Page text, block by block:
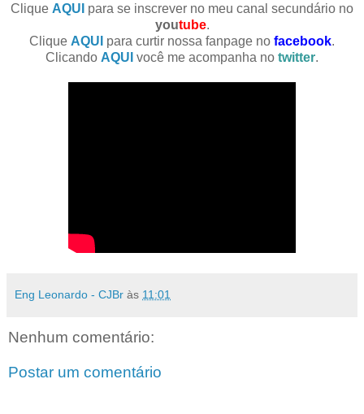
Clique AQUI para se inscrever no meu canal secundário no
youtube.
Clique AQUI para curtir nossa fanpage no facebook.
Clicando AQUI você me acompanha no twitter.
Eng Leonardo - CJBr às 11:01
Nenhum comentário:
Postar um comentário